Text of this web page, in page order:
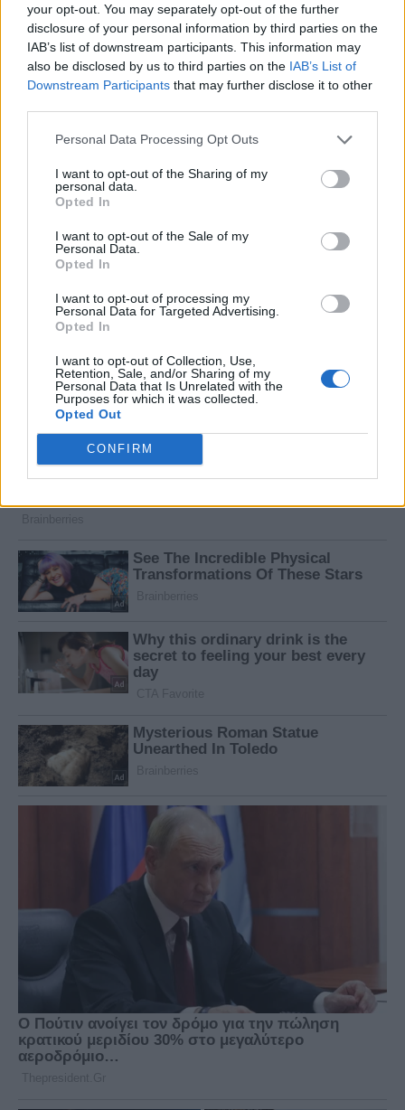
your opt-out. You may separately opt-out of the further
disclosure of your personal information by third parties on the
IAB’s list of downstream participants. This information may
also be disclosed by us to third parties on the IAB’s List of
Downstream Participants that may further disclose it to other
Personal Data Processing Opt Outs
I want to opt-out of the Sharing of my
personal data.
Opted In
I want to opt-out of the Sale of my
Personal Data.
Opted In
I want to opt-out of processing my
Personal Data for Targeted Advertising.
Opted In
I want to opt-out of Collection, Use,
Retention, Sale, and/or Sharing of my
Personal Data that Is Unrelated with the
Purposes for which it was collected.
Opted Out
CONFIRM